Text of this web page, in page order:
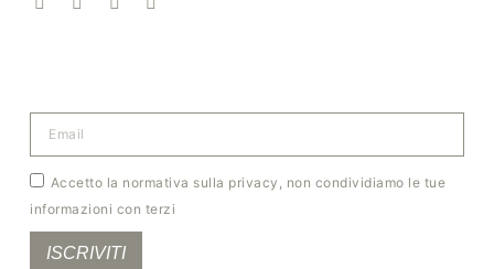
Accetto la normativa sulla privacy, non condividiamo le tue
informazioni con terzi
ISCRIVITI